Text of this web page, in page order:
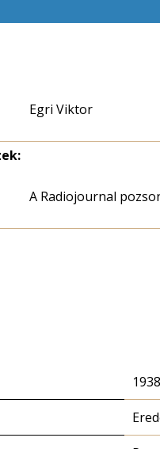
Egri Viktor
A Radiojournal